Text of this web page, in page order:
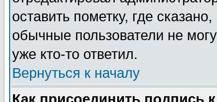
оставить пометку, где
обычные пользователи не
уже кто-то ответил.
Вернуться к началу